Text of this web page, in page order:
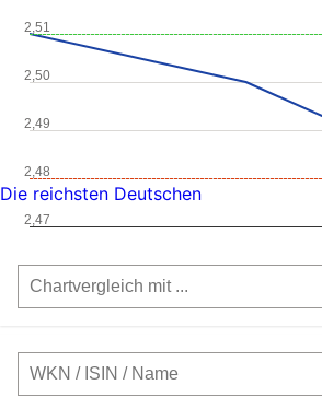
2,47
2,48
2,49
2,50
2,51
Die reichsten Deutschen